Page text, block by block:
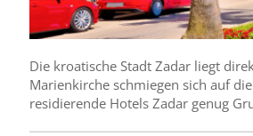
Die kroatische Stadt Zadar liegt
Marienkirche schmiegen sich auf
residierende Hotels Zadar genug